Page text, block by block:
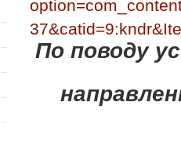
По поводу